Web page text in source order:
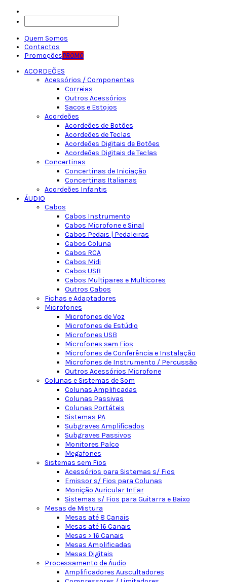
Quem Somos
Contactos
PromoçõesPROMO
ACORDEÕES
Acessórios / Componentes
Correias
Outros Acessórios
Sacos e Estojos
Acordeões
Acordeões de Botões
Acordeões de Teclas
Acordeões Digitais de Botões
Acordeões Digitais de Teclas
Concertinas
Concertinas de Iniciação
Concertinas Italianas
Acordeões Infantis
ÁUDIO
Cabos
Cabos Instrumento
Cabos Microfone e Sinal
Cabos Pedais | Pedaleiras
Cabos Coluna
Cabos RCA
Cabos Midi
Cabos USB
Cabos Multipares e Multicores
Outros Cabos
Fichas e Adaptadores
Microfones
Microfones de Voz
Microfones de Estúdio
Microfones USB
Microfones sem Fios
Microfones de Conferência e Instalação
Microfones de Instrumento / Percussão
Outros Acessórios Microfone
Colunas e Sistemas de Som
Colunas Amplificadas
Colunas Passivas
Colunas Portáteis
Sistemas PA
Subgraves Amplificados
Subgraves Passivos
Monitores Palco
Megafones
Sistemas sem Fios
Acessórios para Sistemas s/ Fios
Emissor s/ Fios para Colunas
Monição Auricular InEar
Sistemas s/ Fios para Guitarra e Baixo
Mesas de Mistura
Mesas até 8 Canais
Mesas até 16 Canais
Mesas > 16 Canais
Mesas Amplificadas
Mesas Digitais
Processamento de Áudio
Amplificadores Auscultadores